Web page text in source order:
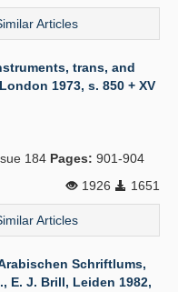
Articles
trans, and
1973, s. 850 + XV
184 Pages: 901-904
1926
1651
Articles
Schriftlums,
E. J. Brill, Leiden 1982,